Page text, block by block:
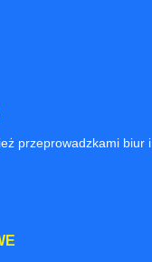
przeprowadzkami biur i